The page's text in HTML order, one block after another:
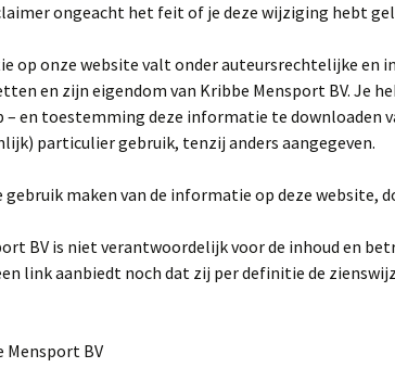
ongeacht het feit of je deze wijziging hebt
op onze website valt onder auteursrechtelijke en
en zijn eigendom van Kribbe Mensport BV. Je
en toestemming deze informatie te downloaden
particulier gebruik, tenzij anders aangegeven.
gebruik maken van de informatie op deze website,
BV is niet verantwoordelijk voor de inhoud en
link aanbiedt noch dat zij per definitie de
Mensport BV